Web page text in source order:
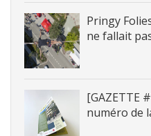
Pringy
ne fallait
[GAZETTE
numéro de